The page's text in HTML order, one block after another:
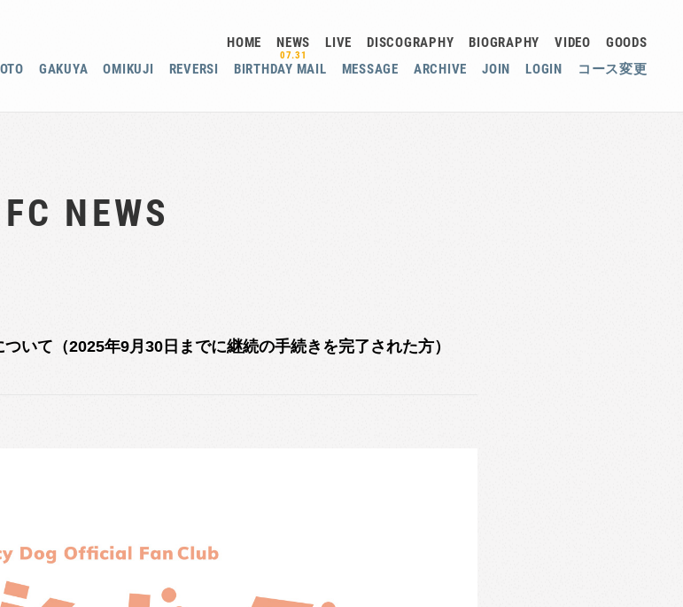
HOME NEWS
07.31
LIVE DISCOGRAPHY BIOGRAPHY VIDEO
GOODS
GAKUYA OMIKUJI REVERSI BIRTHDAY MAIL MESSAGE ARCHIVE JOIN LOGIN コース変更
FC NEWS
いて（2025年9月30日までに継続の手続きを完了された方）